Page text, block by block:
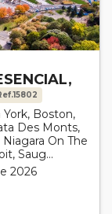
Boston,
Des Monts,
On The
Saug...
2026